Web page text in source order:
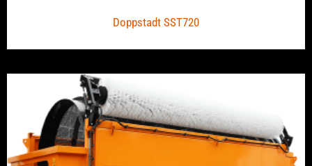
Doppstadt SST720